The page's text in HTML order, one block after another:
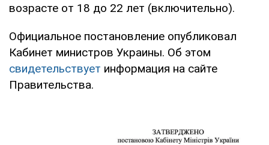
возрасте от 18 до 22 лет (включительно).
Официальное постановление опубликовал
Кабинет министров Украины. Об этом
свидетельствует информация на сайте
Правительства.